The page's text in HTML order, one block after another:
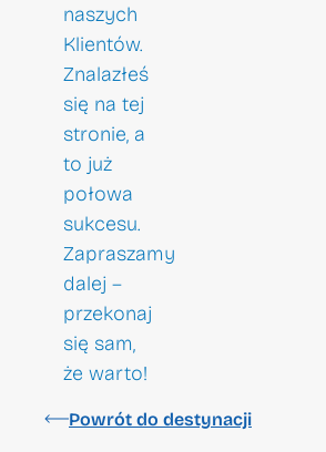
naszych
Klientów.
Znalazłeś
się na tej
stronie, a
to już
połowa
sukcesu.
Zapraszamy
dalej –
przekonaj
się sam,
że warto!
Powrót do destynacji